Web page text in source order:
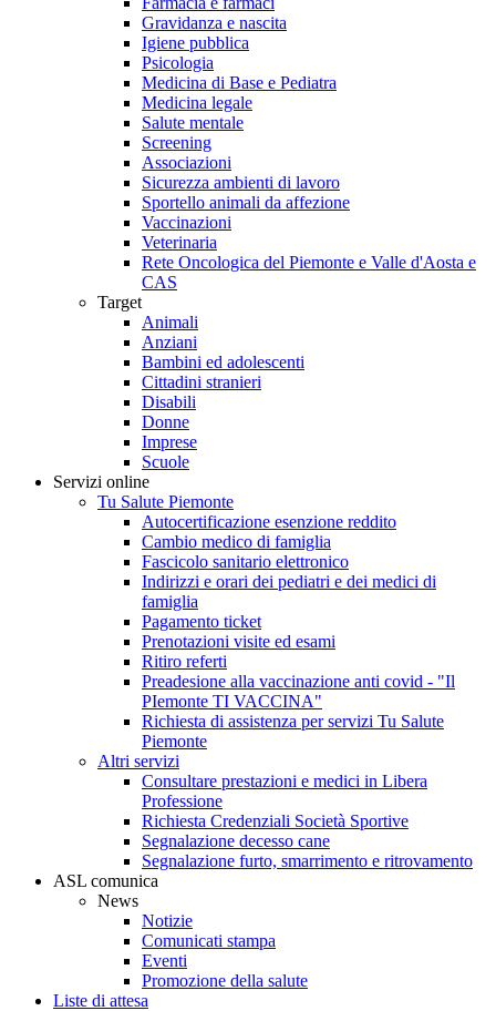
Gravidanza e nascita
Igiene pubblica
Psicologia
Medicina di Base e Pediatra
Medicina legale
Salute mentale
Screening
Associazioni
Sicurezza ambienti di lavoro
Sportello animali da affezione
Vaccinazioni
Veterinaria
Rete Oncologica del Piemonte e Valle d'Aosta e
CAS
Target
Animali
Anziani
Bambini ed adolescenti
Cittadini stranieri
Disabili
Donne
Imprese
Scuole
Servizi online
Tu Salute Piemonte
Autocertificazione esenzione reddito
Cambio medico di famiglia
Fascicolo sanitario elettronico
Indirizzi e orari dei pediatri e dei medici di
famiglia
Pagamento ticket
Prenotazioni visite ed esami
Ritiro referti
Preadesione alla vaccinazione anti covid - "Il
PIemonte TI VACCINA"
Richiesta di assistenza per servizi Tu Salute
Piemonte
Altri servizi
Consultare prestazioni e medici in Libera
Professione
Richiesta Credenziali Società Sportive
Segnalazione decesso cane
Segnalazione furto, smarrimento e ritrovamento
ASL comunica
News
Notizie
Comunicati stampa
Eventi
Promozione della salute
Liste di attesa